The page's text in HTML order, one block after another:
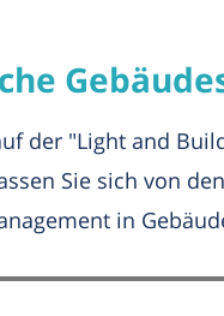
der "Light and
Sie sich von
in